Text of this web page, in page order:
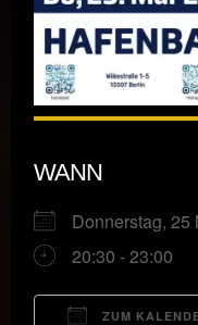
WANN
Donnerstag,
20:30 - 23:00
ZUM